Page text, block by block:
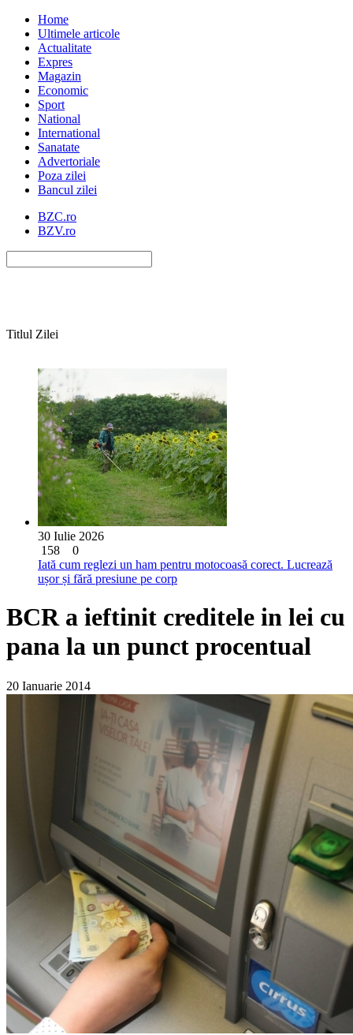
Home
Ultimele articole
Actualitate
Expres
Magazin
Economic
Sport
National
International
Sanatate
Advertoriale
Poza zilei
Bancul zilei
BZC.ro
BZV.ro
Titlul Zilei
30 Iulie 2026
158
0
Iată cum reglezi un ham pentru motocoasă corect. Lucrează
ușor și fără presiune pe corp
BCR a ieftinit creditele in lei cu
pana la un punct procentual
20 Ianuarie 2014